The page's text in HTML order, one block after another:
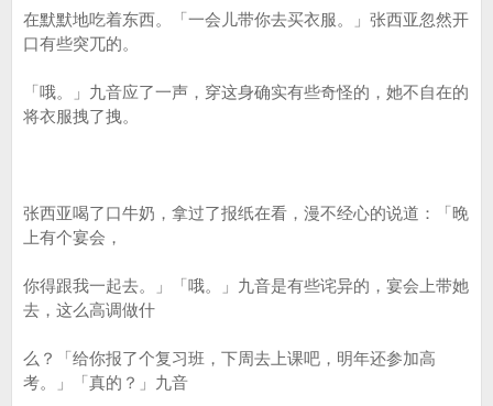
在默默地吃着东西。「一会儿带你去买衣服。」张西亚忽然开
口有些突兀的。
「哦。」九音应了一声，穿这身确实有些奇怪的，她不自在的
将衣服拽了拽。
张西亚喝了口牛奶，拿过了报纸在看，漫不经心的说道：「晚
上有个宴会，
你得跟我一起去。」「哦。」九音是有些诧异的，宴会上带她
去，这么高调做什
么？「给你报了个复习班，下周去上课吧，明年还参加高
考。」「真的？」九音